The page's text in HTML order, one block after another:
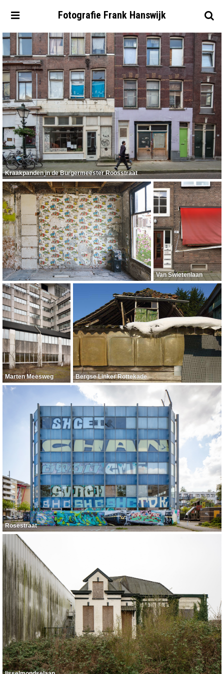
Fotografie Frank Hanswijk
Kraakpanden in de Burgermeester Roosstraat
Van Swietenlaan
Marten Meesweg Bergse Linker Rottekade
Rosestraat